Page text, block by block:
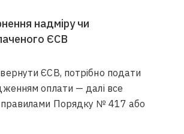
надміру чи
ЄСВ
ЄСВ, потрібно подати
оплати — далі все
правилами Порядку № 417 або